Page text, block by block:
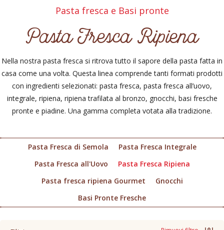
Pasta fresca e Basi pronte
Pasta Fresca Ripiena
Nella nostra pasta fresca si ritrova tutto il sapore della pasta fatta in
casa come una volta. Questa linea comprende tanti formati prodotti
con ingredienti selezionati: pasta fresca, pasta fresca all’uovo,
integrale, ripiena, ripiena trafilata al bronzo, gnocchi, basi fresche
pronte e piadine. Una gamma completa votata alla tradizione.
Pasta Fresca di Semola
Pasta Fresca Integrale
Pasta Fresca all'Uovo
Pasta Fresca Ripiena
Pasta fresca ripiena Gourmet
Gnocchi
Basi Pronte Fresche